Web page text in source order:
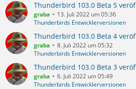
Thunderbird 103.0 Beta 5
graba
13. Juli 2022 um 05:36
Thunderbirds Entwicklerversionen
Thunderbird 103.0 Beta 4
graba
8. Juli 2022 um 05:32
Thunderbirds Entwicklerversionen
Thunderbird 103.0 Beta 3
graba
6. Juli 2022 um 05:49
Thunderbirds Entwicklerversionen